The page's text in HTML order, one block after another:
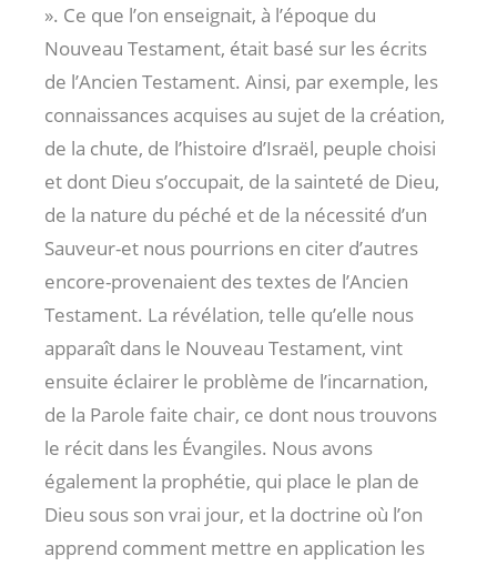
». Ce que l’on enseignait, à l’époque du
Nouveau Testament, était basé sur les écrits
de l’Ancien Testament. Ainsi, par exemple, les
connaissances acquises au sujet de la création,
de la chute, de l’histoire d’Israël, peuple choisi
et dont Dieu s’occupait, de la sainteté de Dieu,
de la nature du péché et de la nécessité d’un
Sauveur-et nous pourrions en citer d’autres
encore-provenaient des textes de l’Ancien
Testament. La révélation, telle qu’elle nous
apparaît dans le Nouveau Testament, vint
ensuite éclairer le problème de l’incarnation,
de la Parole faite chair, ce dont nous trouvons
le récit dans les Évangiles. Nous avons
également la prophétie, qui place le plan de
Dieu sous son vrai jour, et la doctrine où l’on
apprend comment mettre en application les